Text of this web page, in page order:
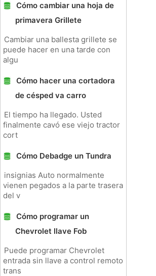
Cómo cambiar una hoja de
primavera Grillete
Cambiar una ballesta grillete se
puede hacer en una tarde con
algu
Cómo hacer una cortadora
de césped va carro
El tiempo ha llegado. Usted
finalmente cavó ese viejo tractor
cort
Cómo Debadge un Tundra
insignias Auto normalmente
vienen pegados a la parte trasera
del v
Cómo programar un
Chevrolet llave Fob
Puede programar Chevrolet
entrada sin llave a control remoto
trans